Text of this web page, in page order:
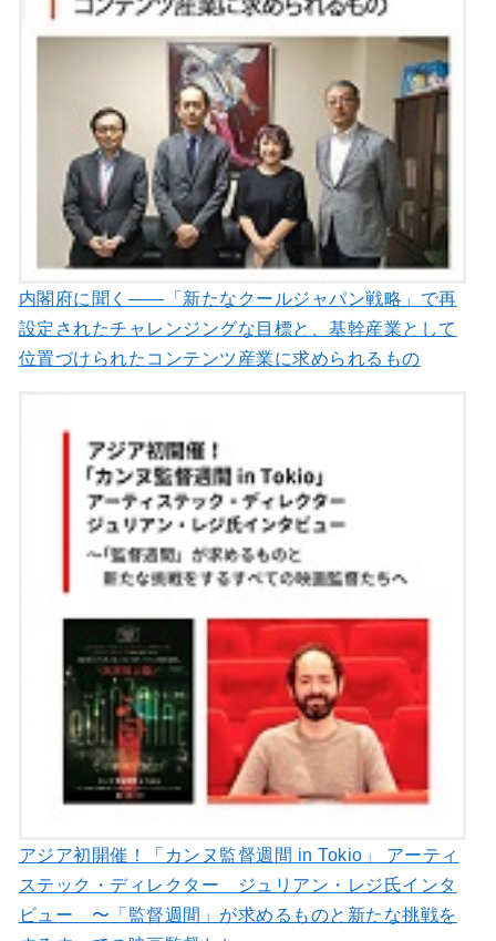
内閣府に聞く――「新たなクールジャパン戦略」で再
設定されたチャレンジングな目標と、基幹産業として
位置づけられたコンテンツ産業に求められるもの
アジア初開催！「カンヌ監督週間 in Tokio」 アーティ
ステック・ディレクター ジュリアン・レジ氏インタ
ビュー 〜「監督週間」が求めるものと新たな挑戦を